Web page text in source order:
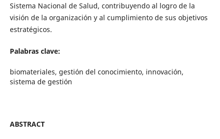
Sistema Nacional de Salud, contribuyendo al logro de la
visión de la organización y al cumplimiento de sus objetivos
estratégicos.
Palabras clave:
biomateriales, gestión del conocimiento, innovación,
sistema de gestión
ABSTRACT